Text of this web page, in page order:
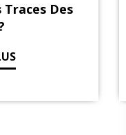
Traces Des